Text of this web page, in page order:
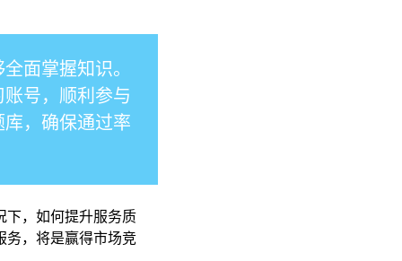
面掌握知识。
号，顺利参与
，确保通过率
下，如何提升服务质
务，将是赢得市场竞